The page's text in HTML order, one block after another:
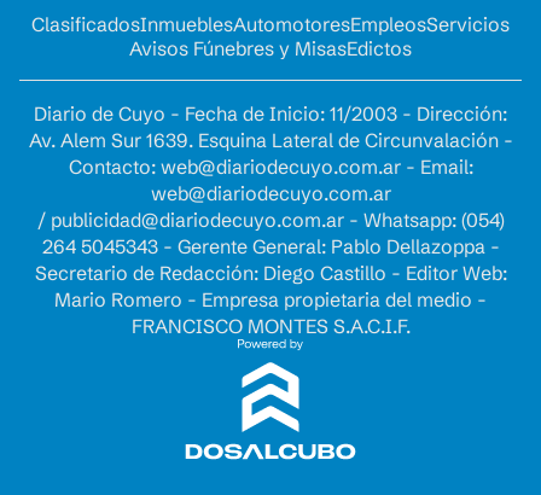
ClasificadosInmueblesAutomotoresEmpleosServicios
Avisos Fúnebres y MisasEdictos
Diario de Cuyo - Fecha de Inicio: 11/2003 - Dirección:
Av. Alem Sur 1639. Esquina Lateral de Circunvalación -
Contacto: web@diariodecuyo.com.ar- Email:
web@diariodecuyo.com.ar
/ publicidad@diariodecuyo.com.ar- Whatsapp: (054)
264 5045343 - Gerente General: Pablo Dellazoppa -
Secretario de Redacción: Diego Castillo - Editor Web:
Mario Romero - Empresa propietaria del medio -
FRANCISCO MONTES S.A.C.I.F.